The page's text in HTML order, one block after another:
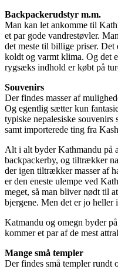
Backpackerudstyr m.m.
Man kan let ankomme til
et par gode vandrestøvler.
det meste til billige priser.
koldt og varmt klima. Og det
rygsæks indhold er købt på
Souvenirs
Der findes masser af
Og egentlig sætter kun
typiske nepalesiske souvenirs
samt importerede ting fra
Alt i alt byder Kathmandu på
backpackerby, og tiltrækker
der igen tiltrækker masser af
er den eneste ulempe ved
meget, så man bliver nødt til
bjergene. Men det er jo heller
Katmandu og omegn byder
kommer et par af de mest
Mange små templer
Der findes små templer rundt